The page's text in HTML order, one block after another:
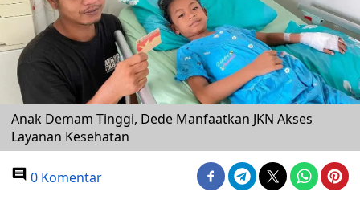
Anak Demam Tinggi, Dede Manfaatkan JKN Akses
Layanan Kesehatan
0 Komentar